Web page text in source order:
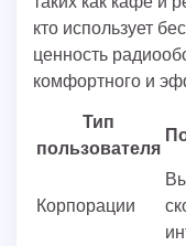
кто использует
ценность
комфортного и
Тип
пользователя
Корпорации